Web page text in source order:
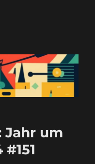
Jahr um